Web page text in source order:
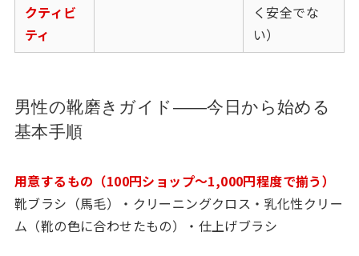
クティビ
ティ
く安全でな
い）
男性の靴磨きガイド——今日から始める
基本手順
用意するもの（100円ショップ〜1,000円程度で揃う）
靴ブラシ（馬毛）・クリーニングクロス・乳化性クリー
ム（靴の色に合わせたもの）・仕上げブラシ